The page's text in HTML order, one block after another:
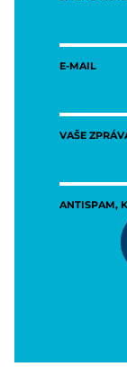
E-MAIL
VAŠE
ANTISPAM,